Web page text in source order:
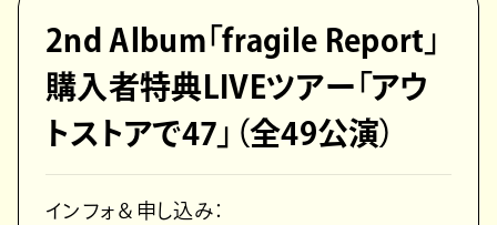
2nd Album「fragile Report」
購入者特典LIVEツアー「アウ
トストアで47」（全49公演）
インフォ＆申し込み：